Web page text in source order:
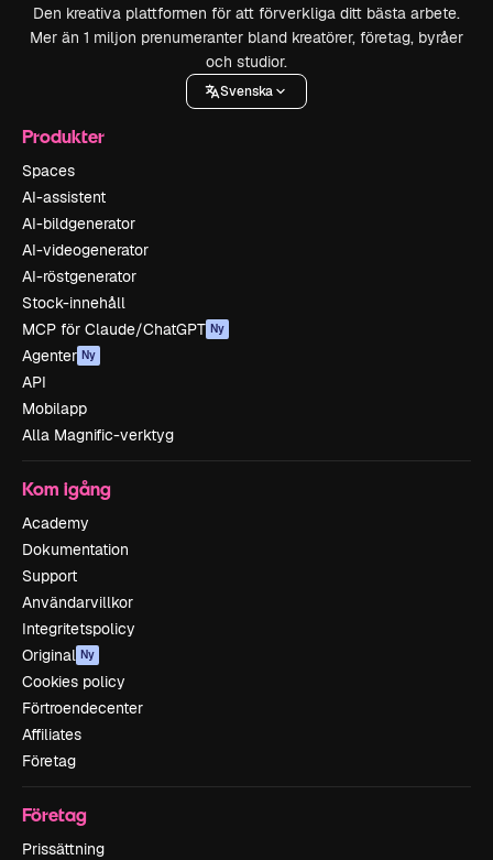
Den kreativa plattformen för att förverkliga ditt bästa arbete.
Mer än 1 miljon prenumeranter bland kreatörer, företag, byråer
och studior.
Svenska
Produkter
Spaces
AI-assistent
AI-bildgenerator
AI-videogenerator
AI-röstgenerator
Stock-innehåll
MCP för Claude/ChatGPT Ny
Agenter Ny
API
Mobilapp
Alla Magnific-verktyg
Kom igång
Academy
Dokumentation
Support
Användarvillkor
Integritetspolicy
Original Ny
Cookies policy
Förtroendecenter
Affiliates
Företag
Företag
Prissättning